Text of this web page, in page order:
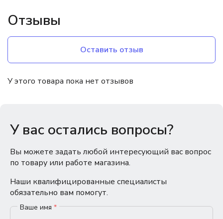
Отзывы
Оставить отзыв
У этого товара пока нет отзывов
У вас остались вопросы?
Вы можете задать любой интересующий вас вопрос
по товару или работе магазина.
Наши квалифицированные специалисты
обязательно вам помогут.
Ваше имя *